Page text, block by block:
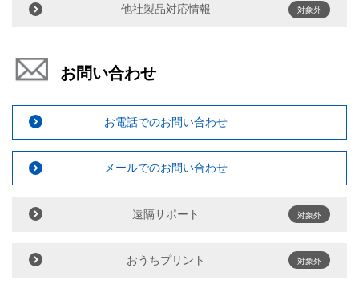
他社製品対応情報 対象外
お問い合わせ
お電話でのお問い合わせ
メールでのお問い合わせ
遠隔サポート 対象外
おうちプリント 対象外